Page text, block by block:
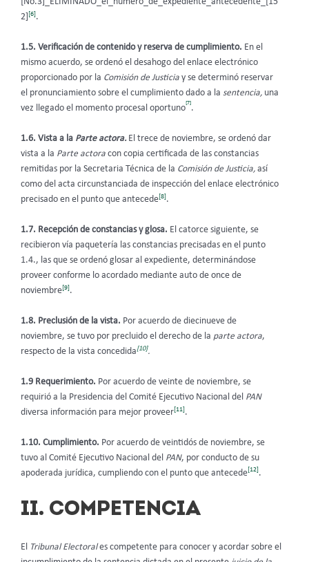
[No.3]_ELIMINADO_el_número_de_expediente_antecedente_[15
2] [6].
1.5. Verificación de contenido y reserva de cumplimiento. En el
mismo acuerdo, se ordenó el desahogo del enlace electrónico
proporcionado por la Comisión de Justicia y se determinó reservar
el pronunciamiento sobre el cumplimiento dado a la sentencia, una
vez llegado el momento procesal oportuno
[7]
.
1.6. Vista a la Parte actora. El trece de noviembre, se ordenó dar
vista a la Parte actora con copia certificada de las constancias
remitidas por la Secretaria Técnica de la Comisión de Justicia, así
como del acta circunstanciada de inspección del enlace electrónico
precisado en el punto que antecede[8].
1.7. Recepción de constancias y glosa. El catorce siguiente, se
recibieron vía paquetería las constancias precisadas en el punto
1.4., las que se ordenó glosar al expediente, determinándose
proveer conforme lo acordado mediante auto de once de
noviembre[9].
1.8. Preclusión de la vista. Por acuerdo de diecinueve de
noviembre, se tuvo por precluido el derecho de la parte actora,
respecto de la vista concedida[10].
1.9 Requerimiento. Por acuerdo de veinte de noviembre, se
requirió a la Presidencia del Comité Ejecutivo Nacional del PAN
diversa información para mejor proveer[11].
1.10. Cumplimiento. Por acuerdo de veintidós de noviembre, se
tuvo al Comité Ejecutivo Nacional del PAN, por conducto de su
apoderada jurídica, cumpliendo con el punto que antecede [12] .
II. COMPETENCIA
El Tribunal Electorales competente para conocer y acordar sobre el